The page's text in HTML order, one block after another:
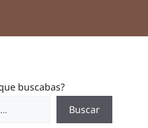
buscabas?
Buscar